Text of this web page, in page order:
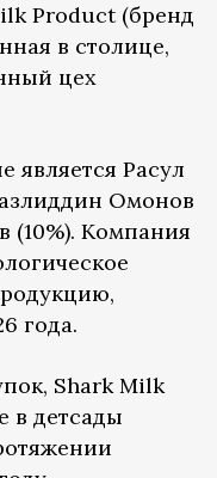
Product (бренд
в столице,
цех
является Расул
Омонов
(10%). Компания
года.
Shark Milk
в детсады